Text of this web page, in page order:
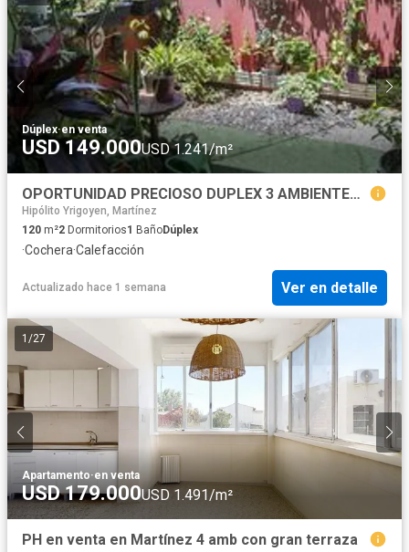
Dúplex·en venta
USD 149.000USD 1.241/m²
OPORTUNIDAD PRECIOSO DUPLEX 3 AMBIENTES CON COCHERA JARDIN Y PATIO
Hipólito Yrigoyen, Martínez
120 m²2 Dormitorios1 BañoDúplex
·Cochera·Calefacción
Actualizado hace 1 semana Ver en detalle
1 /27
Apartamento·en venta
USD 179.000USD 1.491/m²
PH en venta en Martínez 4 amb con gran terraza